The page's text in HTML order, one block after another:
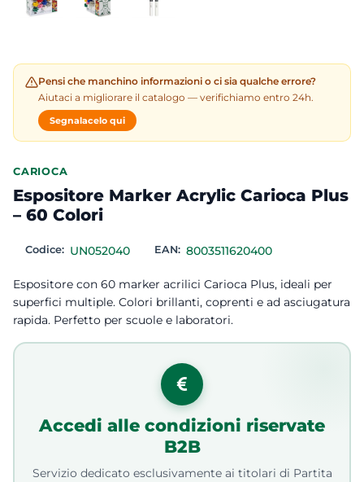
Pensi che manchino informazioni o ci sia qualche errore?
Aiutaci a migliorare il catalogo — verifichiamo entro 24h.
Segnalacelo qui
CARIOCA
Espositore Marker Acrylic Carioca Plus
– 60 Colori
Codice: UN052040 EAN: 8003511620400
Espositore con 60 marker acrilici Carioca Plus, ideali per
superfici multiple. Colori brillanti, coprenti e ad asciugatura
rapida. Perfetto per scuole e laboratori.
Accedi alle condizioni riservate
B2B
Servizio dedicato esclusivamente ai titolari di Partita